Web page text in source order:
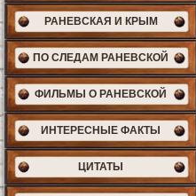
РАНЕВСКАЯ И КРЫМ
ПО СЛЕДАМ РАНЕВСКОЙ
ФИЛЬМЫ О РАНЕВСКОЙ
ИНТЕРЕСНЫЕ ФАКТЫ
ЦИТАТЫ